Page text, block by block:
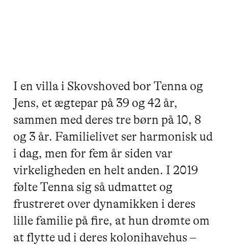
I en villa i Skovshoved bor Tenna og
Jens, et ægtepar på 39 og 42 år,
sammen med deres tre børn på 10, 8
og 3 år. Familielivet ser harmonisk ud
i dag, men for fem år siden var
virkeligheden en helt anden. I 2019
følte Tenna sig så udmattet og
frustreret over dynamikken i deres
lille familie på fire, at hun drømte om
at flytte ud i deres kolonihavehus –